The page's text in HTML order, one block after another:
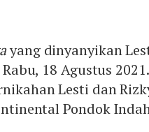
yang dinyanyikan
18 Agustus 2021.
Lesti dan
Pondok